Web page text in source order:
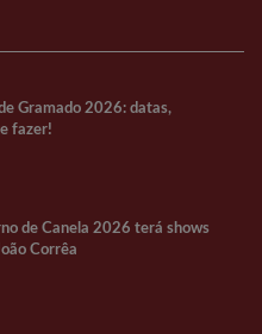
Gramado 2026: datas,
fazer!
de Canela 2026 terá shows
Corrêa